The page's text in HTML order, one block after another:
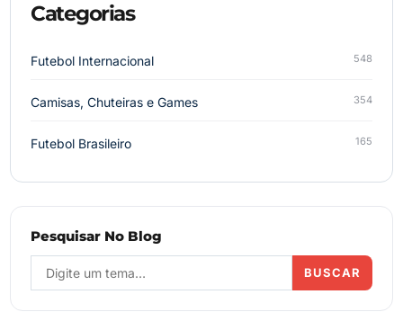
Categorias
Futebol Internacional 548
Camisas, Chuteiras e Games 354
Futebol Brasileiro 165
Pesquisar No Blog
BUSCAR